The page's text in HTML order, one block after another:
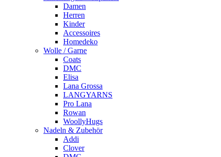
Damen
Herren
Kinder
Accessoires
Homedeko
Wolle / Garne
Coats
DMC
Elisa
Lana Grossa
LANGYARNS
Pro Lana
Rowan
WoollyHugs
Nadeln & Zubehör
Addi
Clover